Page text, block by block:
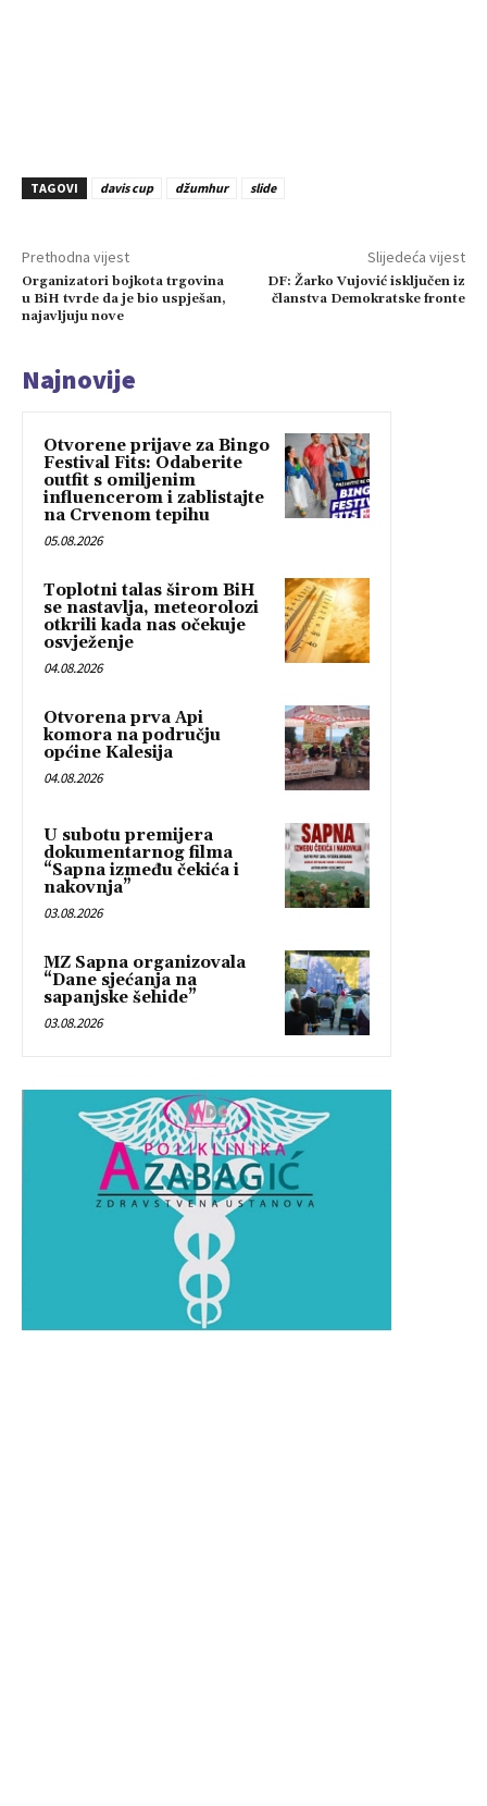
TAGOVI davis cup džumhur slide
Prethodna vijest
Organizatori bojkota trgovina
u BiH tvrde da je bio uspješan,
najavljuju nove
Slijedeća vijest
DF: Žarko Vujović isključen iz
članstva Demokratske fronte
Najnovije
Otvorene prijave za Bingo
Festival Fits: Odaberite
outfit s omiljenim
influencerom i zablistajte
na Crvenom tepihu
05.08.2026
Toplotni talas širom BiH
se nastavlja, meteorolozi
otkrili kada nas očekuje
osvježenje
04.08.2026
Otvorena prva Api
komora na području
općine Kalesija
04.08.2026
U subotu premijera
dokumentarnog filma
“Sapna između čekića i
nakovnja”
03.08.2026
MZ Sapna organizovala
“Dane sjećanja na
sapanjske šehide”
03.08.2026